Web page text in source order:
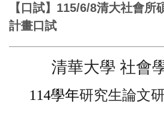
【口試】115/6/8清大社會所
計畫口試
清華大學 社會
114學年研究生論文